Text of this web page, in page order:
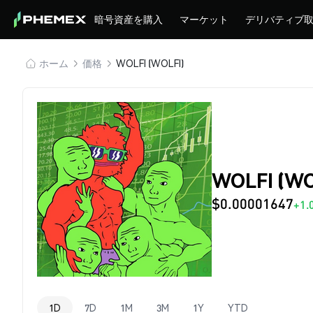
暗号資産を購入 マーケット デリバティブ
ホーム 価格 WOLFI (WOLFI)
WOLFI
$0.00001647
1D 7D 1M 3M 1Y YTD